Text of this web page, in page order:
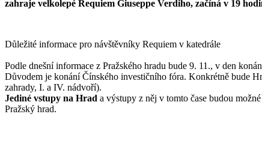
zahraje velkolepé Requiem Giuseppe Verdiho, začíná v 19
Důležité informace pro návštěvníky Requiem v katedrále
Podle dnešní informace z Pražského hradu bude 9. 11., v den
Důvodem je konání Čínského investičního fóra. Konkrétně bude
zahrady, I. a IV. nádvoří).
Jediné vstupy na Hrad a výstupy z něj v tomto čase budou možné
Pražský hrad.